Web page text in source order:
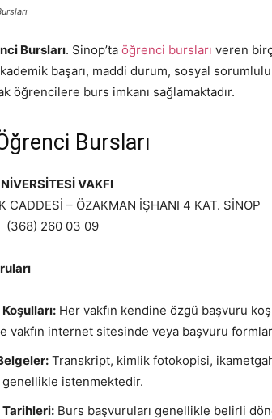
Bursları. Sinop’ta öğrenci bursları veren
başarı, maddi durum, sosyal
öğrencilere burs imkanı sağlamaktadır.
Bursları
VAKFI
CADDESİ – ÖZAKMAN İŞHANI 4 KAT. SİNOP
(368) 260 03 09
Her vakfın kendine özgü başvuru
vakfın internet sitesinde veya başvuru
Transkript, kimlik fotokopisi,
istenmektedir.
Tarihleri: Burs başvuruları genellikle belirli